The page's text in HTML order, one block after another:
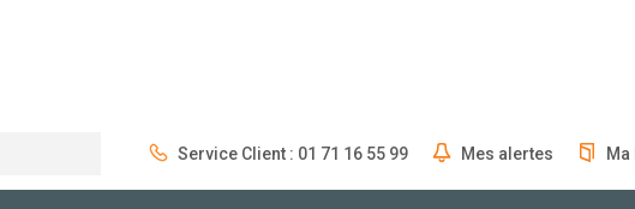
Service Client : 01 71 16 55 99 Mes alertes